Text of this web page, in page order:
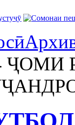
ҶОМИ